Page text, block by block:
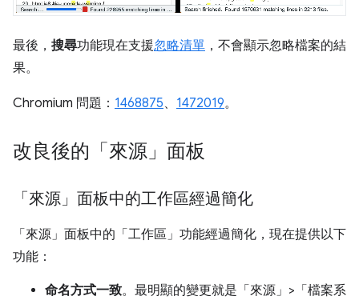
最後， 搜尋功能現在支援忽略清單 ，不會顯示忽略檔案的結
果。
Chromium 問題： 1468875、 1472019。
改良後的「來源」面板
「來源」面板中的工作區經過簡化
「來源」 面板中的「工作區」 功能經過簡化，現在提供以下
功能：
命名方式一致。最明顯的變更就是「來源」>「檔案系